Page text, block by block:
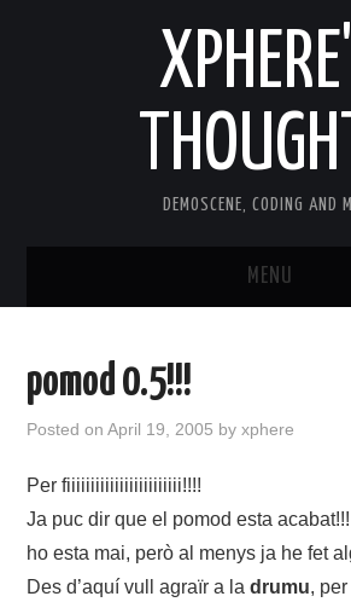
DEMOSCENE, CODING AND
MENU
TOOLS
OLD ARTICLES
ABOUT
pomod 0.5!!!
Posted onApril 19, 2005 byxphere
Per fiiiiiiiiiiiiiiiiiiiiiiii!!!!
Ja puc dir que el pomod esta
ho esta mai, però al menys ja he fet
Des d’aquí vull agraïr a ladrumu,